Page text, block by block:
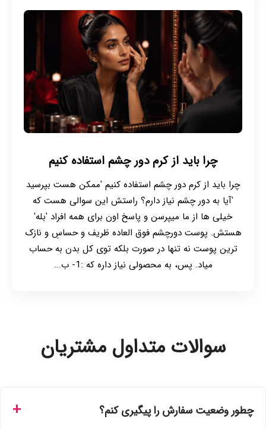
چرا باید از کرم دور چشم استفاده کنیم
چرا باید از کرم دور چشم استفاده کنیم 'ممکن هست بپرسید
'آیا به دور چشم نیاز دارم؟ راستش این سوالی هست که
خیلی ها از ما میپرسن و پاسخ اون برای همه افراد 'بله'
هستش. پوست دورچشم فوق العاده ظریف و حساسِ و نازک
ترین پوست نه تنها در صورت بلکه توی کل بدن به حساب
میاد. پس، به محصولی نیاز داره که :1- ب...
سوالات متداول مشتریان
چطور وضعیت سفارش را پیگیری کنم؟